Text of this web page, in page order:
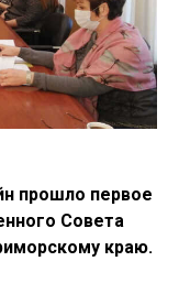
прошло первое
Совета
краю.